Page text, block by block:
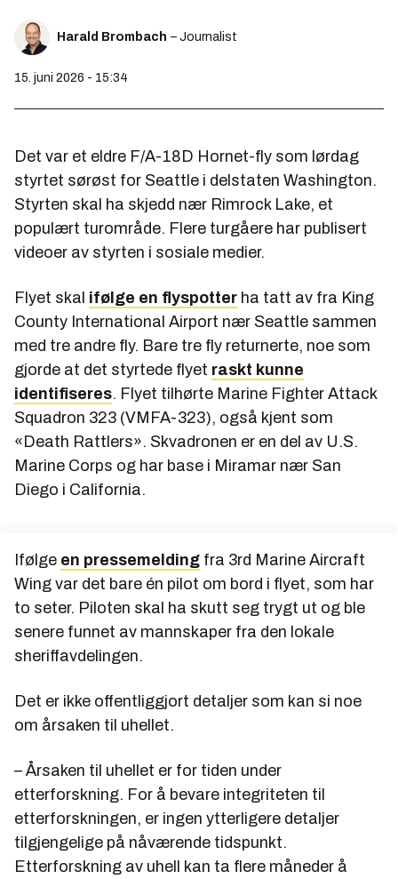
Harald Brombach – Journalist
15. juni 2026 - 15:34
Det var et eldre F/A-18D Hornet-fly som lørdag
styrtet sørøst for Seattle i delstaten Washington.
Styrten skal ha skjedd nær Rimrock Lake, et
populært turområde. Flere turgåere har publisert
videoer av styrten i sosiale medier.
Flyet skal ifølge en flyspotter ha tatt av fra King
County International Airport nær Seattle sammen
med tre andre fly. Bare tre fly returnerte, noe som
gjorde at det styrtede flyet raskt kunne
identifiseres. Flyet tilhørte Marine Fighter Attack
Squadron 323 (VMFA-323), også kjent som
«Death Rattlers». Skvadronen er en del av U.S.
Marine Corps og har base i Miramar nær San
Diego i California.
Ifølge en pressemelding fra 3rd Marine Aircraft
Wing var det bare én pilot om bord i flyet, som har
to seter. Piloten skal ha skutt seg trygt ut og ble
senere funnet av mannskaper fra den lokale
sheriffavdelingen.
Det er ikke offentliggjort detaljer som kan si noe
om årsaken til uhellet.
– Årsaken til uhellet er for tiden under
etterforskning. For å bevare integriteten til
etterforskningen, er ingen ytterligere detaljer
tilgjengelige på nåværende tidspunkt.
Etterforskning av uhell kan ta flere måneder å